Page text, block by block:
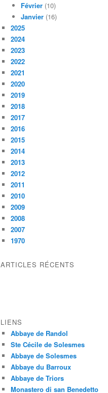
Février (10)
Janvier (16)
2025
2024
2023
2022
2021
2020
2019
2018
2017
2016
2015
2014
2013
2012
2011
2010
2009
2008
2007
1970
ARTICLES RÉCENTS
LIENS
Abbaye de Randol
Ste Cécile de Solesmes
Abbaye de Solesmes
Abbaye du Barroux
Abbaye de Triors
Monastero di san Benedetto